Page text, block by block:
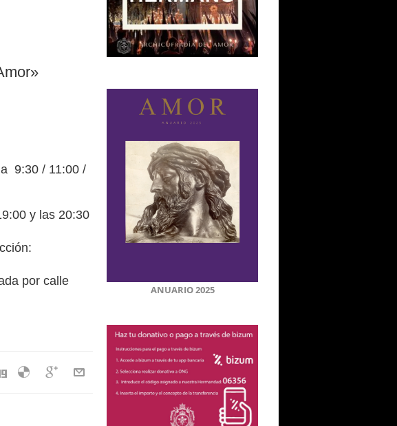
9:30 / 11:00 /
y las 20:30
por calle
ANUARIO 2025